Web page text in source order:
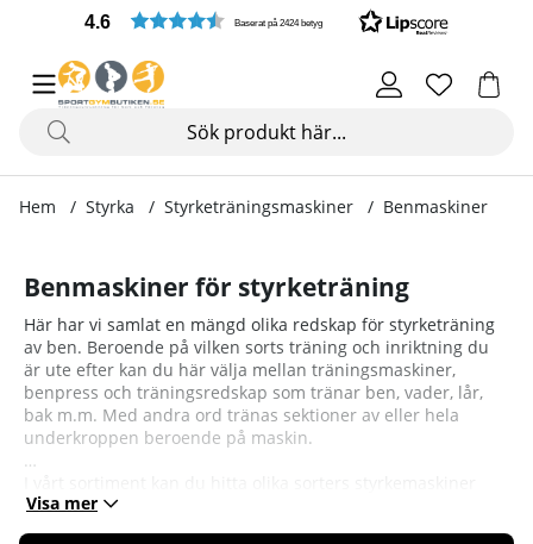
4.6 Baserat på 2424 betyg
Hem Styrka Styrketräningsmaskiner Benmaskiner
Benmaskiner för styrketräning
Här har vi samlat en mängd olika redskap för styrketräning
av ben. Beroende på vilken sorts träning och inriktning du
är ute efter kan du här välja mellan träningsmaskiner,
benpress och träningsredskap som tränar ben, vader, lår,
bak m.m. Med andra ord tränas sektioner av eller hela
underkroppen beroende på maskin.
från Bodycraft, BH HiPower och JTC Power med fler.
Visa mer